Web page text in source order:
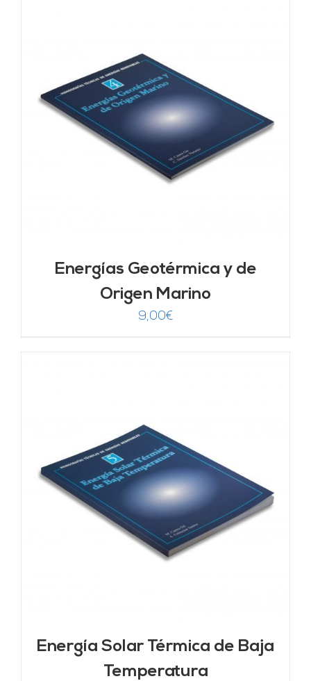
Energías Geotérmica y de
Origen Marino
9,00€
Energía Solar Térmica de Baja
Temperatura